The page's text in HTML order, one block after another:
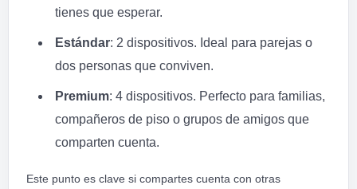
tienes que esperar.
Estándar: 2 dispositivos. Ideal para parejas o
dos personas que conviven.
Premium: 4 dispositivos. Perfecto para familias,
compañeros de piso o grupos de amigos que
comparten cuenta.
Este punto es clave si compartes cuenta con otras